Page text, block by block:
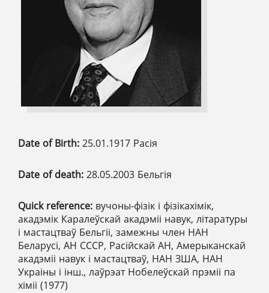
Date of Birth: 25.01.1917 Расія
Date of death: 28.05.2003 Бельгія
Quick reference: вучоны-фізік і фізікахімік,
акадэмік Каралеўскай акадэміі навук, літаратуры
і мастацтваў Бельгіі, замежны член НАН
Беларусі, АН СССР, Расійскай АН, Амерыканскай
акадэміі навук і мастацтваў, НАН ЗША, НАН
Украіны і інш., лаўрэат Нобелеўскай прэміі па
хіміі (1977)